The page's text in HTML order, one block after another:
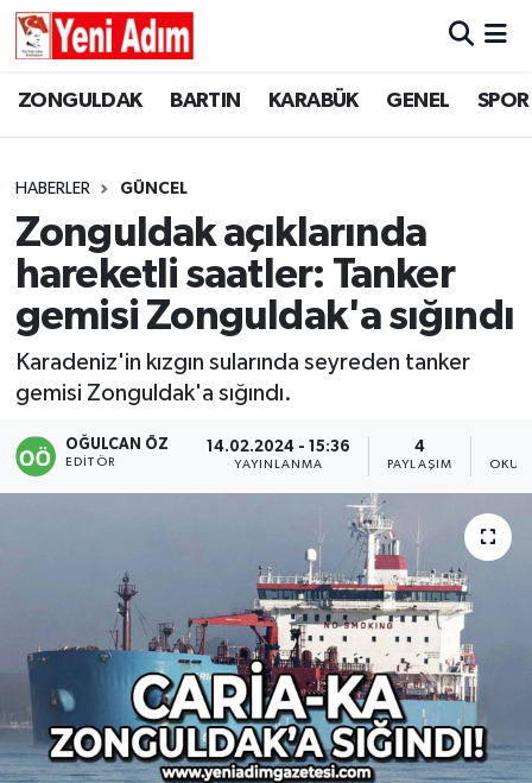
ZONGULDAK BARTIN KARABÜK GENEL SPOR
HABERLER GÜNCEL
Zonguldak açıklarında
hareketli saatler: Tanker
gemisi Zonguldak'a sığındı
Karadeniz'in kızgın sularında seyreden tanker
gemisi Zonguldak'a sığındı.
OĞULCAN ÖZ
EDITÖR
14.02.2024 - 15:36
YAYINLANMA
4
PAYLAŞIM
ZONGULDAK
GÜNCEL
SİYASET
RESMİ İLAN
ZONGULDAK
GENEL
SPOR
SİYASET
SAĞLIK
RESMİ İLAN
Künye
Zonguldak Hava Durumu
Tüm Manşetler
Son Dakika Haberleri
Haber Arşivi